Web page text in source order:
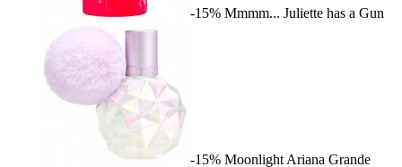
-15% Mmmm... Juliette has a Gun
-15% Moonlight Ariana Grande